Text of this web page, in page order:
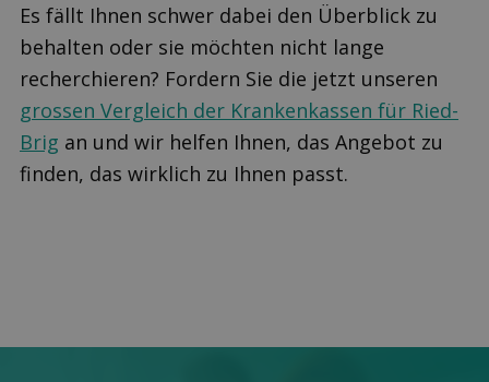
Es fällt Ihnen schwer dabei den Überblick zu
behalten oder sie möchten nicht lange
recherchieren? Fordern Sie die jetzt unseren
grossen Vergleich der Krankenkassen für Ried-
Brig an und wir helfen Ihnen, das Angebot zu
finden, das wirklich zu Ihnen passt.